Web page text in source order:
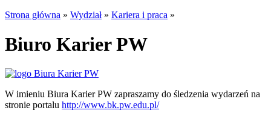
Strona główna » Wydział » Kariera i praca »
Biuro Karier PW
W imieniu Biura Karier PW zapraszamy do śledzenia wydarzeń na
stronie portalu http://www.bk.pw.edu.pl/